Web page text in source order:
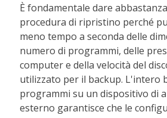
È fondamentale dare
procedura di ripristino perché
meno tempo a seconda delle
numero di programmi, delle
computer e della velocità del
utilizzato per il backup. L'intero
programmi su un dispositivo di
esterno garantisce che le